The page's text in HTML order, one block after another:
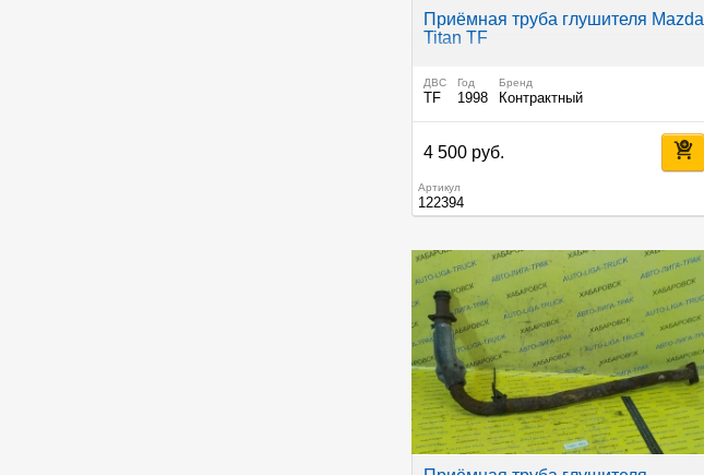
Приёмная труба глушителя Mazda
Titan TF
ДВС
TF
Год
1998
Бренд
Контрактный
4 500 руб.
Артикул
122394